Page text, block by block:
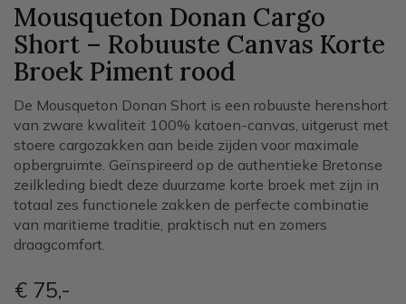
Mousqueton Donan Cargo
Short – Robuuste Canvas Korte
Broek Piment rood
De Mousqueton Donan Short is een robuuste herenshort
van zware kwaliteit 100% katoen-canvas, uitgerust met
stoere cargozakken aan beide zijden voor maximale
opbergruimte. Geïnspireerd op de authentieke Bretonse
zeilkleding biedt deze duurzame korte broek met zijn in
totaal zes functionele zakken de perfecte combinatie
van maritieme traditie, praktisch nut en zomers
draagcomfort.
€ 75,-